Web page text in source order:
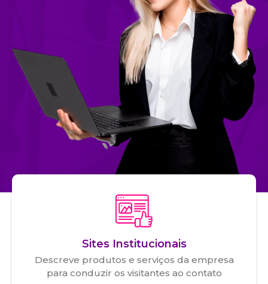
Sites Institucionais
Descreve produtos e serviços da empresa
para conduzir os visitantes ao contato